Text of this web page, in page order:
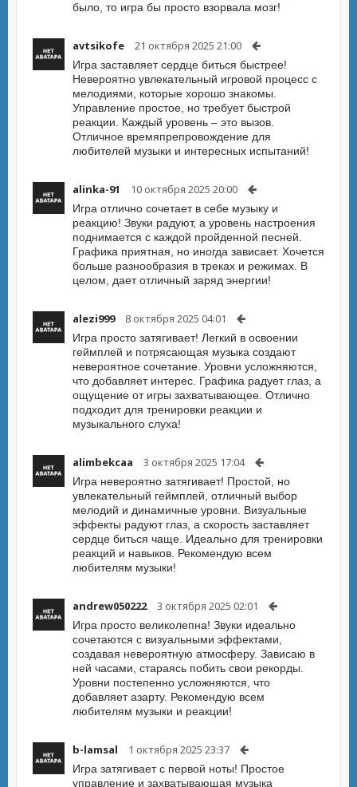
было, то игра бы просто взорвала мозг!
avtsikofe 21 октября 2025 21:00
Игра заставляет сердце биться быстрее!
Невероятно увлекательный игровой процесс с
мелодиями, которые хорошо знакомы.
Управление простое, но требует быстрой
реакции. Каждый уровень – это вызов.
Отличное времяпрепровождение для
любителей музыки и интересных испытаний!
alinka-91 10 октября 2025 20:00
Игра отлично сочетает в себе музыку и
реакцию! Звуки радуют, а уровень настроения
поднимается с каждой пройденной песней.
Графика приятная, но иногда зависает. Хочется
больше разнообразия в треках и режимах. В
целом, дает отличный заряд энергии!
alezi999 8 октября 2025 04:01
Игра просто затягивает! Легкий в освоении
геймплей и потрясающая музыка создают
невероятное сочетание. Уровни усложняются,
что добавляет интерес. Графика радует глаз, а
ощущение от игры захватывающее. Отлично
подходит для тренировки реакции и
музыкального слуха!
alimbekcaa 3 октября 2025 17:04
Игра невероятно затягивает! Простой, но
увлекательный геймплей, отличный выбор
мелодий и динамичные уровни. Визуальные
эффекты радуют глаз, а скорость заставляет
сердце биться чаще. Идеально для тренировки
реакций и навыков. Рекомендую всем
любителям музыки!
andrew050222 3 октября 2025 02:01
Игра просто великолепна! Звуки идеально
сочетаются с визуальными эффектами,
создавая невероятную атмосферу. Зависаю в
ней часами, стараясь побить свои рекорды.
Уровни постепенно усложняются, что
добавляет азарту. Рекомендую всем
любителям музыки и реакции!
b-lamsal 1 октября 2025 23:37
Игра затягивает с первой ноты! Простое
управление и захватывающая музыка